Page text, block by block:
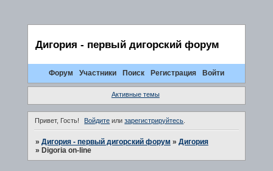
Дигория - первый дигорский форум
Форум Участники Поиск Регистрация Войти
Активные темы
Привет, Гость! Войдите илизарегистрируйтесь.
» Дигория - первый дигорский форум » Дигория
» Digoria on-line